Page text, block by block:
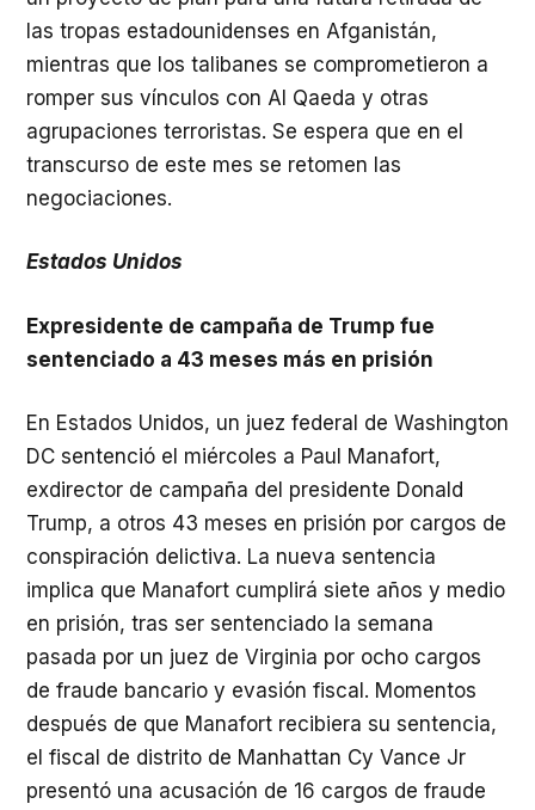
las tropas estadounidenses en Afganistán,
mientras que los talibanes se comprometieron a
romper sus vínculos con Al Qaeda y otras
agrupaciones terroristas. Se espera que en el
transcurso de este mes se retomen las
negociaciones.
Estados Unidos
Expresidente de campaña de Trump fue
sentenciado a 43 meses más en prisión
En Estados Unidos, un juez federal de Washington
DC sentenció el miércoles a Paul Manafort,
exdirector de campaña del presidente Donald
Trump, a otros 43 meses en prisión por cargos de
conspiración delictiva. La nueva sentencia
implica que Manafort cumplirá siete años y medio
en prisión, tras ser sentenciado la semana
pasada por un juez de Virginia por ocho cargos
de fraude bancario y evasión fiscal. Momentos
después de que Manafort recibiera su sentencia,
el fiscal de distrito de Manhattan Cy Vance Jr
presentó una acusación de 16 cargos de fraude